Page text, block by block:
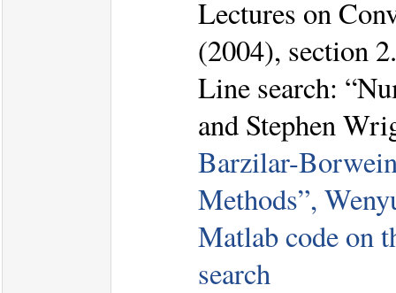
Lectures on
(2004), section
Line search:
and Stephen
Barzilar-
Methods”,
Matlab code on
search